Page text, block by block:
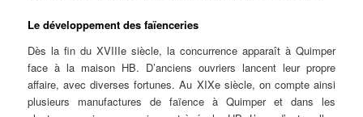
Le développement des faïenceries
Dès la fin du XVIIIe siècle, la concurrence apparaît à Quimper
face à la maison HB. D’anciens ouvriers lancent leur propre
affaire, avec diverses fortunes. Au XIXe siècle, on compte ainsi
plusieurs manufactures de faïence à Quimper et dans les